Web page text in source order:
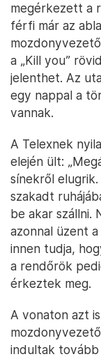
megérkezett a
férfi már az
a „Kill you”
jelenthet. Az
egy nappal a
vannak.
A Telexnek
elején ült:
sínekről
szakadt
be akar szállni.
azonnal üzent
innen tudja,
a rendőrök
érkeztek meg.
A vonaton azt
indultak